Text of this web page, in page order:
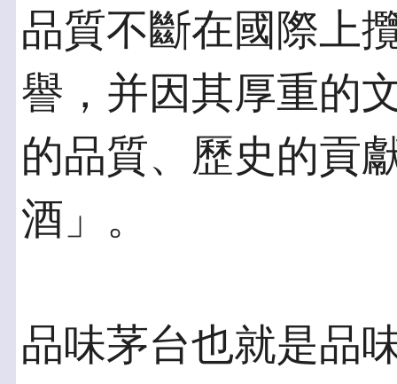
品質不斷在國際上
譽，并因其厚重的
的品質、歷史的貢
酒」。
品味茅台也就是品